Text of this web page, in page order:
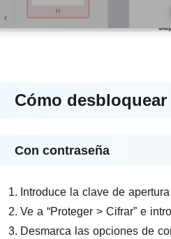
Cómo desbloquear
Con contraseña
Introduce la clave de
Ve a “Proteger > Cifrar” e
Desmarca las opciones de